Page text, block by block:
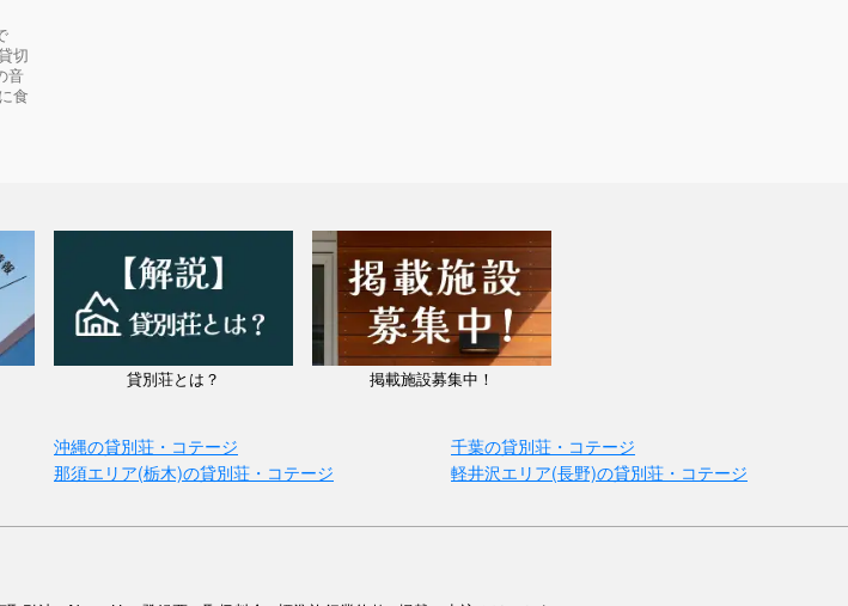
切
音
食
貸別荘とは？ 掲載施設募集中！
沖縄の貸別荘・コテージ
千葉の貸別荘・コテージ
那須エリア(栃木)の貸別荘・コテージ
軽井沢エリア(長野)の貸別荘・コテージ